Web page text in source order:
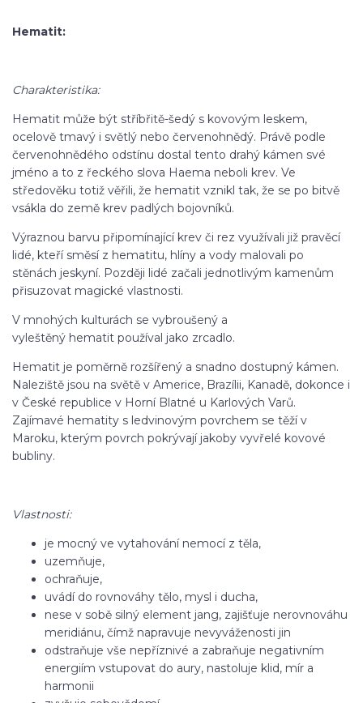
Hematit:
Charakteristika:
Hematit může být stříbřitě-šedý s kovovým leskem,
ocelově tmavý i světlý nebo červenohnědý. Právě podle
červenohnědého odstínu dostal tento drahý kámen své
jméno a to z řeckého slova Haema neboli krev. Ve
středověku totiž věřili, že hematit vznikl tak, že se po bitvě
vsákla do země krev padlých bojovníků.
Výraznou barvu připomínající krev či rez využívali již pravěcí
lidé, kteří směsí z hematitu, hlíny a vody malovali po
stěnách jeskyní. Později lidé začali jednotlivým kamenům
přisuzovat magické vlastnosti.
V mnohých kulturách se vybroušený a
vyleštěný hematit používal jako zrcadlo.
Hematit je poměrně rozšířený a snadno dostupný kámen.
Naleziště jsou na světě v Americe, Brazílii, Kanadě, dokonce i
v České republice v Horní Blatné u Karlových Varů.
Zajímavé hematity s ledvinovým povrchem se těží v
Maroku, kterým povrch pokrývají jakoby vyvřelé kovové
bubliny.
Vlastnosti:
je mocný ve vytahování nemocí z těla,
uzemňuje,
ochraňuje,
uvádí do rovnováhy tělo, mysl i ducha,
nese v sobě silný element jang, zajišťuje nerovnováhu
meridiánu, čímž napravuje nevyváženosti jin
odstraňuje vše nepříznivé a zabraňuje negativním
energiím vstupovat do aury, nastoluje klid, mír a
harmonii